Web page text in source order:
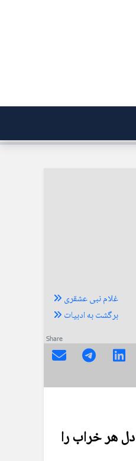
غلام نبی عشقری
برگشت به ادبیات
Share
دل هر خراب را